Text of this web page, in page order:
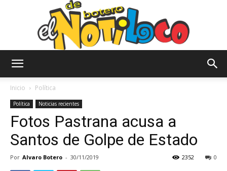
Notiloco
Inicio Política
Política Noticias recientes
Fotos Pastrana acusa a
Santos de Golpe de Estado
Por Alvaro Botero - 30/11/2019 0
2352